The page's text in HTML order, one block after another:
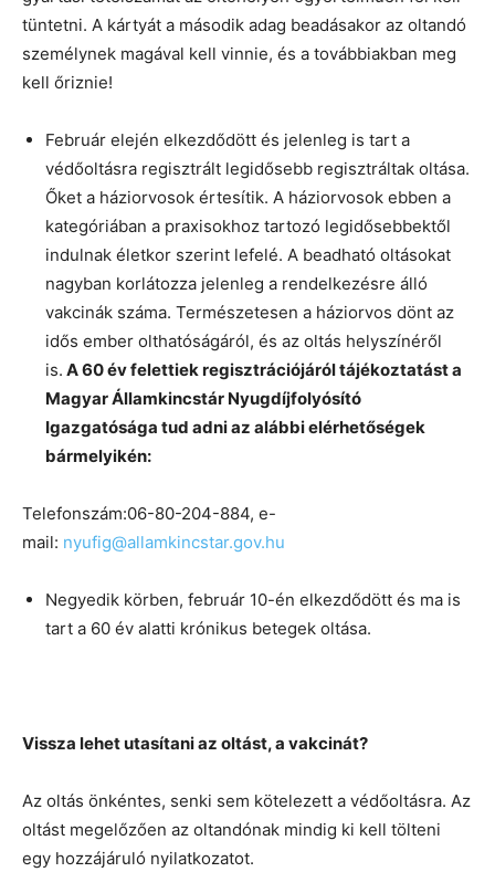
tüntetni. A kártyát a második adag beadásakor az oltandó
személynek magával kell vinnie, és a továbbiakban meg
kell őriznie!
Február elején elkezdődött és jelenleg is tart a
védőoltásra regisztrált legidősebb regisztráltak oltása.
Őket a háziorvosok értesítik. A háziorvosok ebben a
kategóriában a praxisokhoz tartozó legidősebbektől
indulnak életkor szerint lefelé. A beadható oltásokat
nagyban korlátozza jelenleg a rendelkezésre álló
vakcinák száma. Természetesen a háziorvos dönt az
idős ember olthatóságáról, és az oltás helyszínéről
is. A 60 év felettiek regisztrációjáról tájékoztatást a
Magyar Államkincstár Nyugdíjfolyósító
Igazgatósága tud adni az alábbi elérhetőségek
bármelyikén:
Telefonszám:06-80-204-884, e-
mail: nyufig@allamkincstar.gov.hu
Negyedik körben, február 10-én elkezdődött és ma is
tart a 60 év alatti krónikus betegek oltása.
Vissza lehet utasítani az oltást, a vakcinát?
Az oltás önkéntes, senki sem kötelezett a védőoltásra. Az
oltást megelőzően az oltandónak mindig ki kell tölteni
egy hozzájáruló nyilatkozatot.